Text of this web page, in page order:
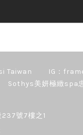
Taiwan IG：
Sothys美妍極緻spa
號7樓之1